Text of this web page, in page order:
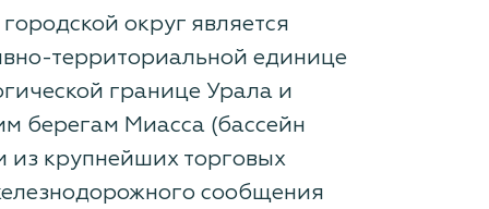
округ является
территориальной единице
границе Урала и
берегам Миасса (бассейн
из крупнейших торговых
сообщения